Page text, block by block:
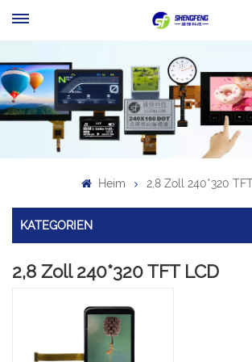
Heim 2,8 Zoll 240*320
KATEGORIEN
2,8 Zoll 240*320 TFT LCD